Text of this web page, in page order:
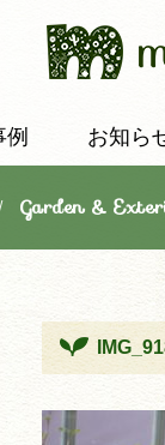
お知ら
Garden &